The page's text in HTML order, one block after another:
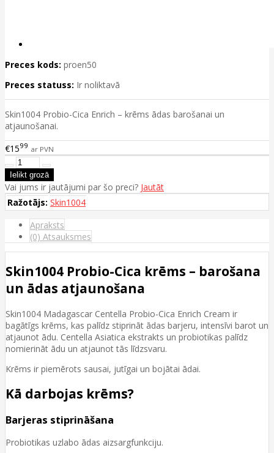
Preces kods: proen50
Preces statuss: Ir noliktavā
Skin1004 Probio-Cica Enrich – krēms ādas barošanai un
atjaunošanai.
€1599 ar PVN
Vai jums ir jautājumi par šo preci? Jautāt
Ražotājs: Skin1004
Apraksts
(0) Atsauksmes
Skin1004 Probio-Cica krēms – barošana
un ādas atjaunošana
Skin1004 Madagascar Centella Probio-Cica Enrich Cream ir
bagātīgs krēms, kas palīdz stiprināt ādas barjeru, intensīvi barot un
atjaunot ādu. Centella Asiatica ekstrakts un probiotikas palīdz
nomierināt ādu un atjaunot tās līdzsvaru.
Krēms ir piemērots sausai, jutīgai un bojātai ādai.
Kā darbojas krēms?
Barjeras stiprināšana
Probiotikas uzlabo ādas aizsargfunkciju.